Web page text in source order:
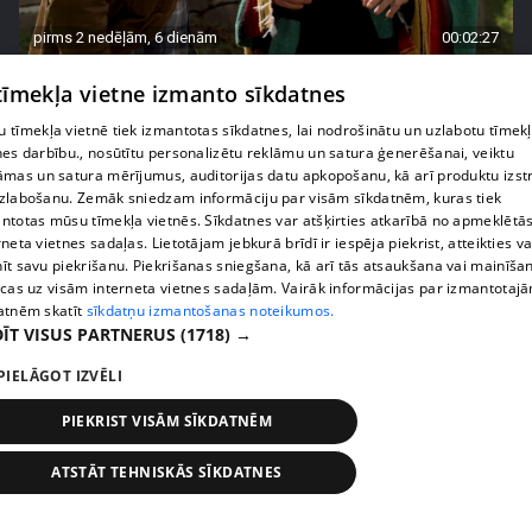
pirms 2 nedēļām, 6 dienām 00:02:27
71. epizode
pirms 2 nedēļām, 6 dienām
Magone sarūpē īpašu dāvanu savai draudzenei
Evitai
vietne izmanto sīkdatnes
tīmekļa vietnē tiek izmantotas sīkdatnes, lai nodrošinātu un uzlabotu
darbību., nosūtītu personalizētu reklāmu un satura ģenerēšanai, veiktu
un satura mērījumus, auditorijas datu apkopošanu, kā arī produktu
Zemāk sniedzam informāciju par visām sīkdatnēm, kuras tiek
mūsu tīmekļa vietnēs. Sīkdatnes var atšķirties atkarībā no
vietnes sadaļas. Lietotājam jebkurā brīdī ir iespēja piekrist, atteikties
savu piekrišanu. Piekrišanas sniegšana, kā arī tās atsaukšana vai
uz visām interneta vietnes sadaļām. Vairāk informācijas par
skatīt sīkdatņu izmantošanas noteikumos.
VISUS PARTNERUS (1718) →
IZVĒLI
PIEKRIST VISĀM SĪKDATNĒM
ATSTĀT TEHNISKĀS SĪKDATNES